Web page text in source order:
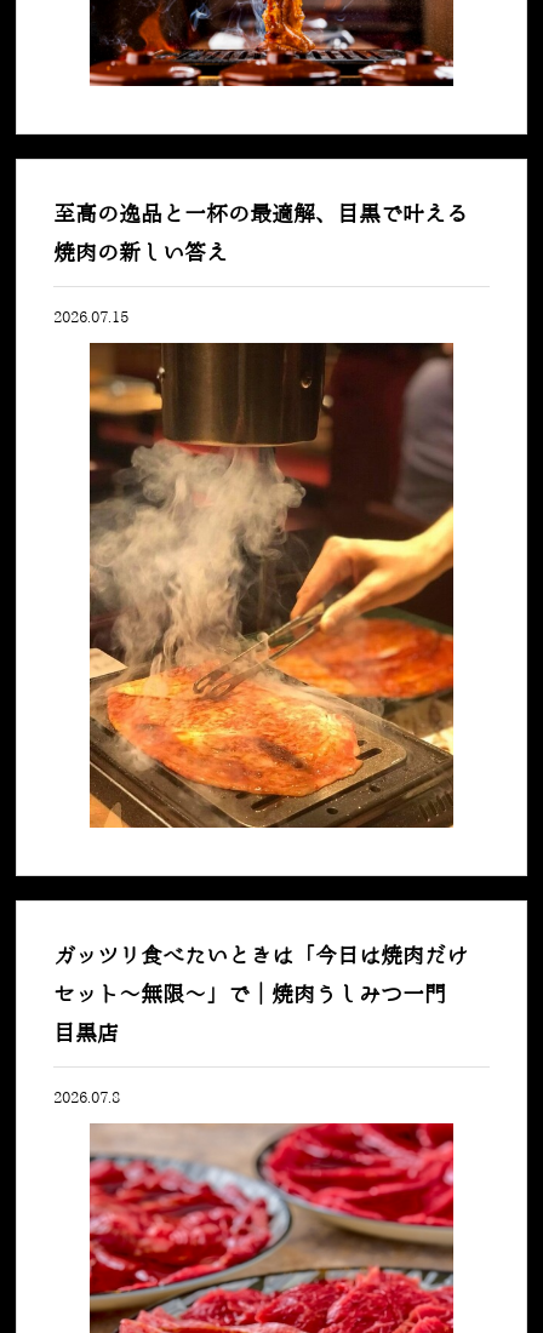
至高の逸品と一杯の最適解、目黒で叶える
焼肉の新しい答え
2026.07.15
ガッツリ食べたいときは「今日は焼肉だけ
セット〜無限〜」で｜焼肉うしみつ一門
目黒店
2026.07.8